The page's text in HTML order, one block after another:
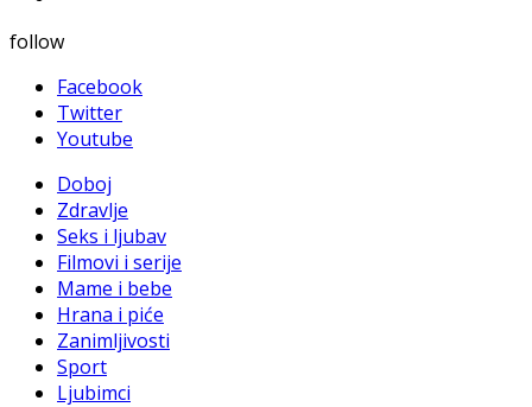
follow
Facebook
Twitter
Youtube
Doboj
Zdravlje
Seks i ljubav
Filmovi i serije
Mame i bebe
Hrana i piće
Zanimljivosti
Sport
Ljubimci